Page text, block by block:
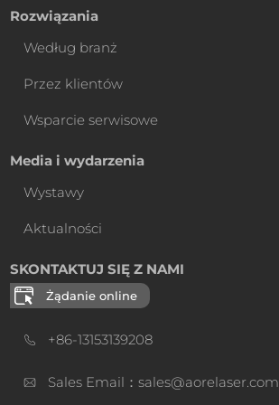
Rozwiązania
Według branż
Przez klientów
Wsparcie serwisowe
Media i wydarzenia
Wystawy
Aktualności
SKONTAKTUJ SIĘ Z NAMI
Żądanie online
+86-13153139208
Sales Email：sales@aorelaser.com